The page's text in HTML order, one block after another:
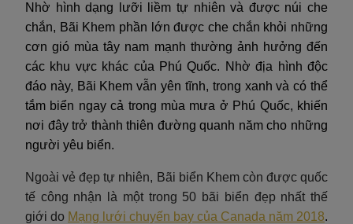
Nhờ hình dạng lưỡi liềm tự nhiên và được núi che
chắn, Bãi Khem phần lớn được che chắn khỏi những
cơn gió mùa tây nam mạnh thường ảnh hưởng đến
các khu vực khác của Phú Quốc. Nhờ địa hình độc
đáo này, Bãi Khem vẫn yên tĩnh, trong xanh và có thể
tắm biển ngay cả trong mùa mưa ở Phú Quốc, khiến
nơi đây trở thành thiên đường quanh năm cho những
người yêu biển.
Ngoài vẻ đẹp tự nhiên, Bãi biển Khem còn được quốc
tế công nhận là một trong 50 bãi biển đẹp nhất thế
giới do Mạng lưới chuyến bay của Canada năm 2018.